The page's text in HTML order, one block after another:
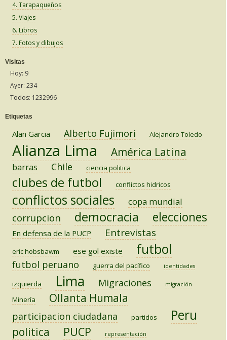
4. Tarapaqueños
5. Viajes
6. Libros
7. Fotos y dibujos
Visitas
Hoy: 9
Ayer: 234
Todos: 1232996
Etiquetas
Alan Garcia Alberto Fujimori Alejandro Toledo
Alianza Lima América Latina
barras Chile ciencia politica
clubes de futbol conflictos hidricos
conflictos sociales copa mundial
corrupcion democracia elecciones
En defensa de la PUCP Entrevistas
eric hobsbawm ese gol existe futbol
futbol peruano guerra del pacífico identidades
izquierda Lima Migraciones migración
Minería Ollanta Humala
participacion ciudadana partidos Peru
politica PUCP representación